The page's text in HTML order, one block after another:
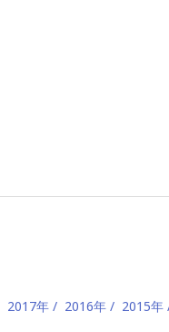
2017年 2016年 2015年